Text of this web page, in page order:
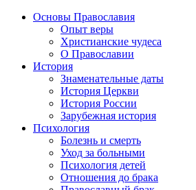
Основы Православия
Опыт веры
Христианские чудеса
О Православии
История
Знаменательные даты
История Церкви
История России
Зарубежная история
Психология
Болезнь и смерть
Уход за больными
Психология детей
Отношения до брака